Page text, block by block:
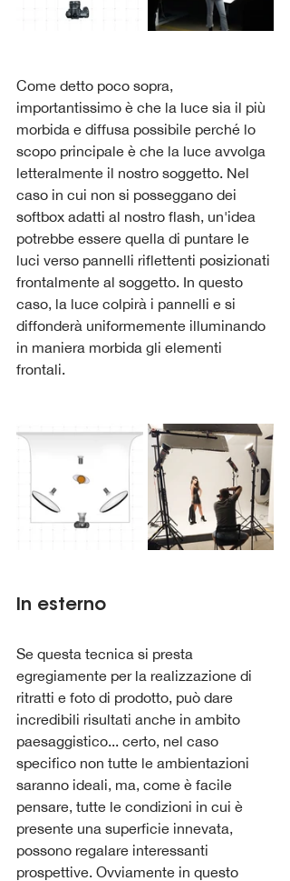
Come detto poco sopra,
importantissimo è che la luce sia il più
morbida e diffusa possibile perché lo
scopo principale è che la luce avvolga
letteralmente il nostro soggetto. Nel
caso in cui non si posseggano dei
softbox adatti al nostro flash, un'idea
potrebbe essere quella di puntare le
luci verso pannelli riflettenti posizionati
frontalmente al soggetto. In questo
caso, la luce colpirà i pannelli e si
diffonderà uniformemente illuminando
in maniera morbida gli elementi
frontali.
In esterno
Se questa tecnica si presta
egregiamente per la realizzazione di
ritratti e foto di prodotto, può dare
incredibili risultati anche in ambito
paesaggistico... certo, nel caso
specifico non tutte le ambientazioni
saranno ideali, ma, come è facile
pensare, tutte le condizioni in cui è
presente una superficie innevata,
possono regalare interessanti
prospettive. Ovviamente in questo